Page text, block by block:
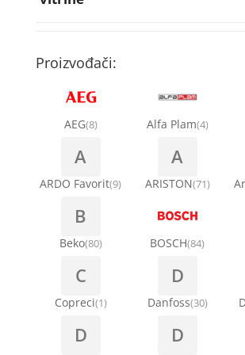
Ručice za vrata za veš mašinu
Šarke za veš mašine
Stakla i okviri vrata za veš mašinu
Termostati i hidrostati za veš mašine
Točkići za sudo mašine
Kompresori za klima uređaje
Kondenz creva
Nosači za klimu
Ostali materijal za montažu klima
Proizvođači:
AEG(8) Alfa Plam(4)
A
ARDO Favorit(9)
A
ARISTON(71)
B
Beko(80) BOSCH(84)
C
Copreci(1)
D
Danfoss(30)
D D